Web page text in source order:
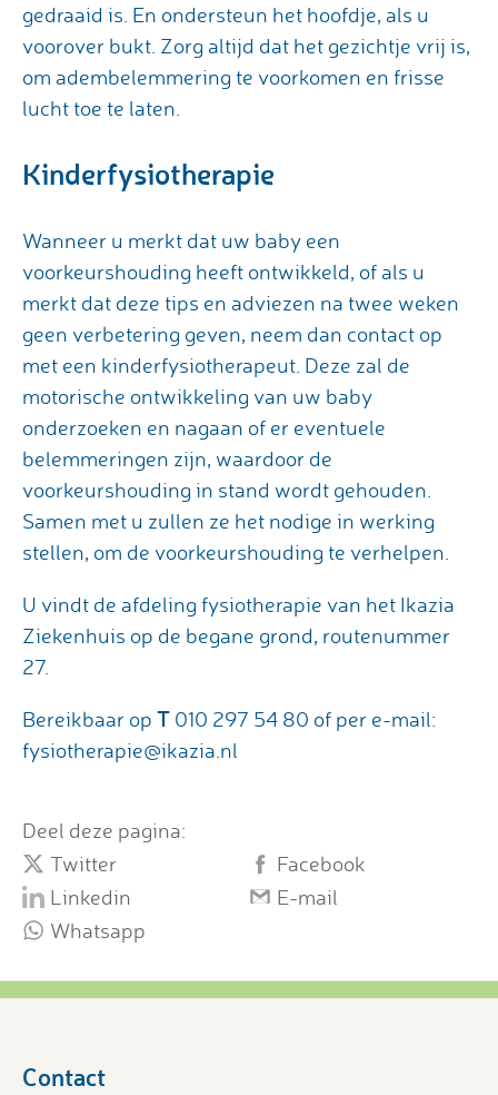
gedraaid is. En ondersteun het hoofdje, als u
voorover bukt. Zorg altijd dat het gezichtje vrij is,
om adembelemmering te voorkomen en frisse
lucht toe te laten.
Kinderfysiotherapie
Wanneer u merkt dat uw baby een
voorkeurshouding heeft ontwikkeld, of als u
merkt dat deze tips en adviezen na twee weken
geen verbetering geven, neem dan contact op
met een kinderfysiotherapeut. Deze zal de
motorische ontwikkeling van uw baby
onderzoeken en nagaan of er eventuele
belemmeringen zijn, waardoor de
voorkeurshouding in stand wordt gehouden.
Samen met u zullen ze het nodige in werking
stellen, om de voorkeurshouding te verhelpen.
U vindt de afdeling fysiotherapie van het Ikazia
Ziekenhuis op de begane grond, routenummer
27.
Bereikbaar op T 010 297 54 80 of per e-mail:
fysiotherapie@ikazia.nl
Deel deze pagina:
Twitter
Facebook
Linkedin
E-mail
Whatsapp
Contact